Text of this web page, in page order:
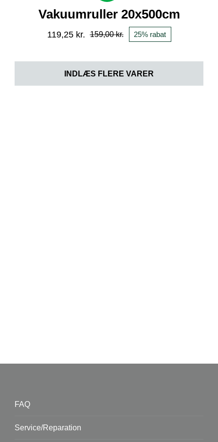
Vakuumruller 20x500cm
159,00kr.
Den
pris
var:
119,25 kr.
Den
pris
er:
25% rabat
INDLÆS FLERE VARER
FAQ
Service/Reparation